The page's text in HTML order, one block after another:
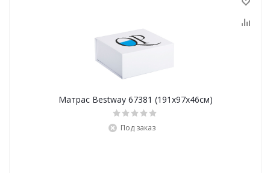
Матрас Bestway 67381 (191х97х46см)
Под заказ